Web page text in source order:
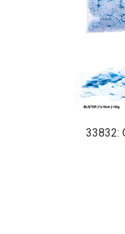
33832: